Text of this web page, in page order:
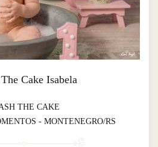
Cake Isabela
THE CAKE
- MONTENEGRO/RS